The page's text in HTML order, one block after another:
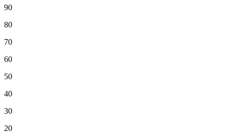
90
80
70
60
50
40
30
20